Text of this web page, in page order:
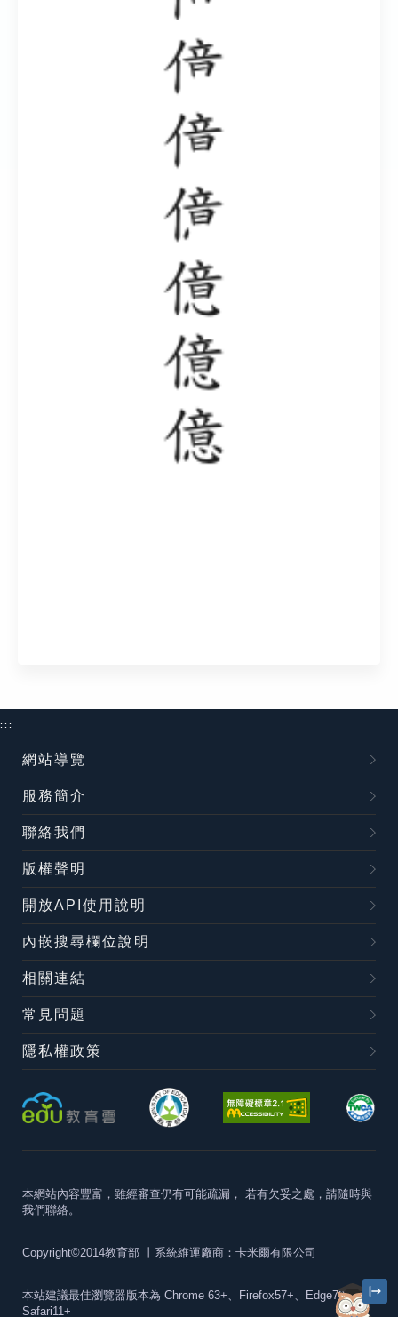
:::
網站導覽
服務簡介
聯絡我們
版權聲明
開放API使用說明
內嵌搜尋欄位說明
相關連結
常見問題
隱私權政策
本網站內容豐富，雖經審查仍有可能疏漏， 若有欠妥之處，請隨時與
我們聯絡。
Copyright©2014教育部 丨系統維運廠商：卡米爾有限公司
本站建議最佳瀏覽器版本為 Chrome 63+、Firefox57+、Edge79+及
Safari11+